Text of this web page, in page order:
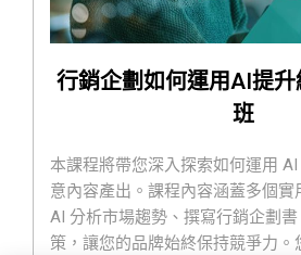
行銷企劃如何運用AI提
班
本課程將帶您深入探索如何運用
意內容產出。課程內容涵蓋多個實
AI 分析市場趨勢、撰寫行銷企劃
策，讓您的品牌始終保持競爭力。